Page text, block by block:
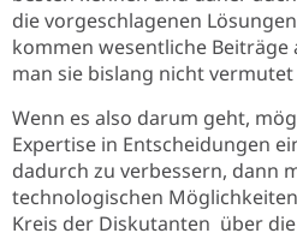
die vorgeschlagenen
kommen wesentliche Beiträge
man sie bislang nicht
Wenn es also darum geht,
Expertise in Entscheidungen
dadurch zu verbessern, dann
technologischen
Kreis der Diskutanten über